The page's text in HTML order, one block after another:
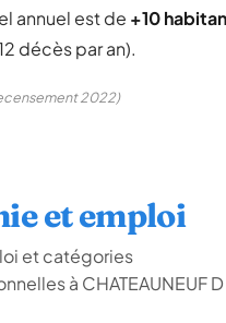
annuel est de +10
décès par an).
2022)
et emploi
et catégories
à CHATEAUNEUF D